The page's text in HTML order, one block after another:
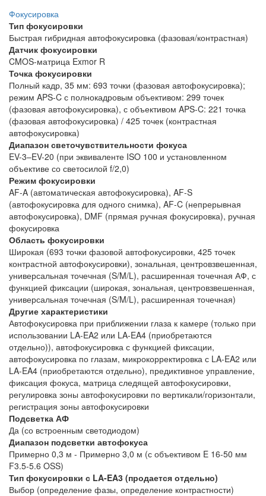
Фокусировка
Тип фокусировки
Быстрая гибридная автофокусировка (фазовая/контрастная)
Датчик фокусировки
CMOS-матрица Exmor R
Точка фокусировки
Полный кадр, 35 мм: 693 точки (фазовая автофокусировка);
режим APS-C с полнокадровым объективом: 299 точек
(фазовая автофокусировка), с объективом APS-C: 221 точка
(фазовая автофокусировка) / 425 точек (контрастная
автофокусировка)
Диапазон светочувствительности фокуса
EV-3–EV-20 (при эквиваленте ISO 100 и установленном
объективе со светосилой f/2,0)
Режим фокусировки
AF-A (автоматическая автофокусировка), AF-S
(автофокусировка для одного снимка), AF-C (непрерывная
автофокусировка), DMF (прямая ручная фокусировка), ручная
фокусировка
Область фокусировки
Широкая (693 точки фазовой автофокусировки, 425 точек
контрастной автофокусировки), зональная, центровзвешенная,
универсальная точечная (S/M/L), расширенная точечная АФ, с
функцией фиксации (широкая, зональная, центровзвешенная,
универсальная точечная (S/M/L), расширенная точечная)
Другие характеристики
Автофокусировка при приближении глаза к камере (только при
использовании LA-EA2 или LA-EA4 (приобретаются
отдельно)), автофокусировка с функцией фиксации,
автофокусировка по глазам, микрокорректировка с LA-EA2 или
LA-EA4 (приобретаются отдельно), предиктивное управление,
фиксация фокуса, матрица следящей автофокусировки,
регулировка зоны автофокусировки по вертикали/горизонтали,
регистрация зоны автофокусировки
Подсветка АФ
Да (со встроенным светодиодом)
Диапазон подсветки автофокуса
Примерно 0,3 м - Примерно 3,0 м (с объективом E 16-50 мм
F3.5-5.6 OSS)
Тип фокусировки с LA-EA3 (продается отдельно)
Выбор (определение фазы, определение контрастности)